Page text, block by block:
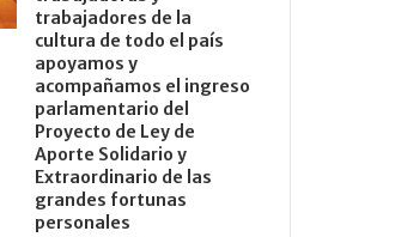
trabajadores de la
cultura de todo el país
apoyamos y
acompañamos el ingreso
parlamentario del
Proyecto de Ley de
Aporte Solidario y
Extraordinario de las
grandes fortunas
personales